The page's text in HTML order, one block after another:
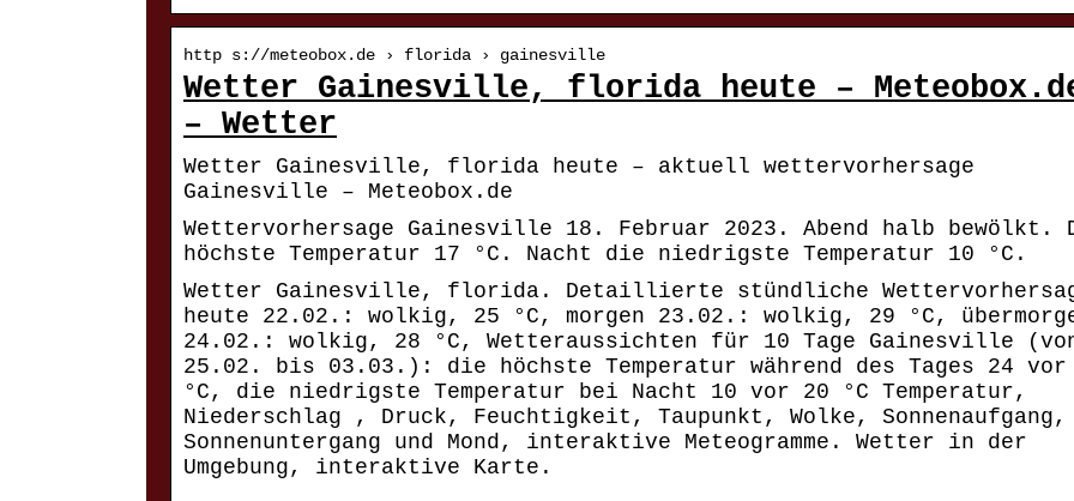
http s://meteobox.de › florida › gainesville
Wetter Gainesville, florida heute –
– Wetter
Wetter Gainesville, florida heute – aktuell wettervorhersage
Gainesville – Meteobox.de
Wettervorhersage Gainesville 18. Februar 2023. Abend halb bewölkt.
höchste Temperatur 17 °C. Nacht die niedrigste Temperatur 10 °C.
Wetter Gainesville, florida. Detaillierte stündliche
heute 22.02.: wolkig, 25 °C, morgen 23.02.: wolkig, 29 °C,
24.02.: wolkig, 28 °C, Wetteraussichten für 10 Tage Gainesville
25.02. bis 03.03.): die höchste Temperatur während des Tages 24 vor
°C, die niedrigste Temperatur bei Nacht 10 vor 20 °C Temperatur,
Niederschlag , Druck, Feuchtigkeit, Taupunkt, Wolke, Sonnenaufgang,
Sonnenuntergang und Mond, interaktive Meteogramme. Wetter in der
Umgebung, interaktive Karte.